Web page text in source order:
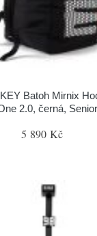
Batoh Mirnix
2.0, černá, Senior
5 890 Kč